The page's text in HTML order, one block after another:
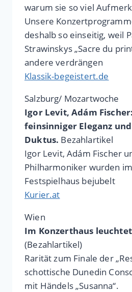
warum sie so viel
Unsere
deshalb so einseitig, weil
Strawinskys „Sacre du
andere verdrängen
Klassik-begeistert.de
Salzburg/ Mozartwoche
Igor Levit, Adám
feinsinniger Eleganz
Duktus. Bezahlartikel
Igor Levit, Adám Fischer
Philharmoniker wurden
Festspielhaus bejubelt
Kurier.at
Wien
Im Konzerthaus
(Bezahlartikel)
Rarität zum Finale der
schottische Dunedin
mit Händels „Susanna“.